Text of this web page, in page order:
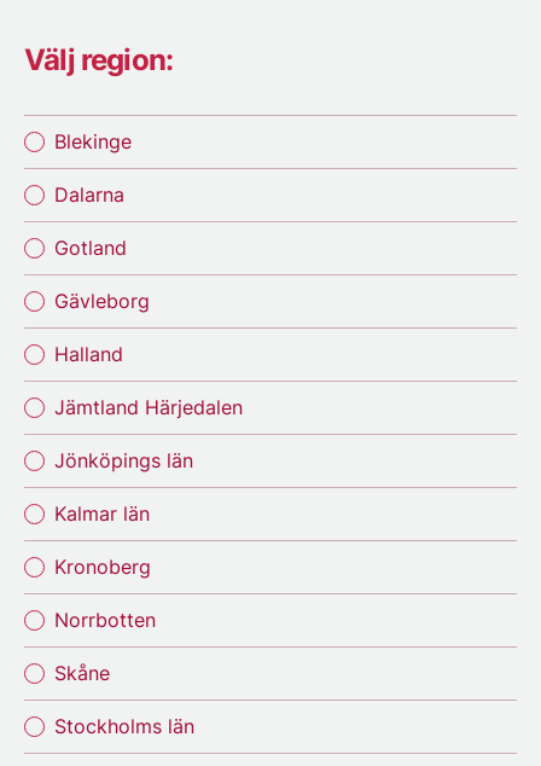
Välj region:
Blekinge
Dalarna
Gotland
Gävleborg
Halland
Jämtland Härjedalen
Jönköpings län
Kalmar län
Kronoberg
Norrbotten
Skåne
Stockholms län